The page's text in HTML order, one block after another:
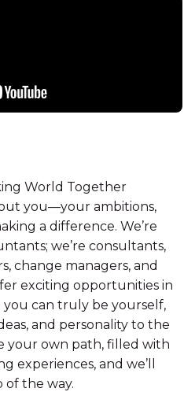
World Together
you—your ambitions,
a difference. We’re
we’re consultants,
change managers, and
exciting opportunities in
can truly be yourself,
and personality to the
your own path, filled with
experiences, and we’ll
of the way.